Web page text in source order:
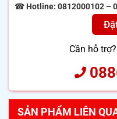
☎ Hotline: 0812000102 –
Cần hỗ
SẢN PHẨM LIÊN